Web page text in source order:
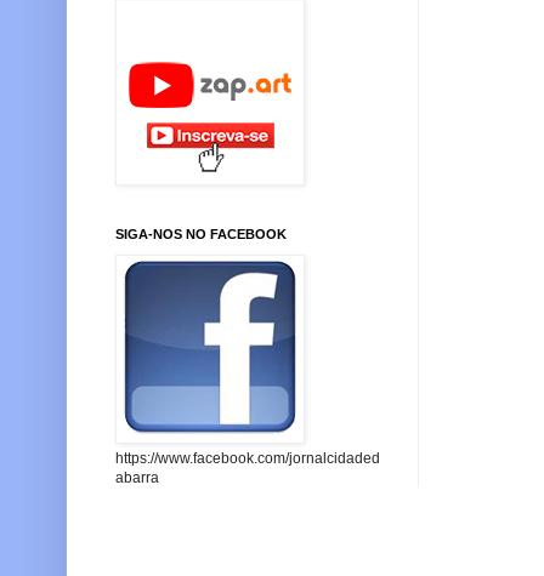
SIGA-NOS NO FACEBOOK
https://www.facebook.com/jornalcidaded
abarra